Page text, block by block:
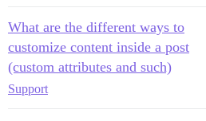
What are the different ways to
customize content inside a post
(custom attributes and such)
Support